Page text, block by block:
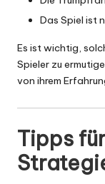
Das Spiel ist
Es ist wichtig,
Spieler zu
von ihrem
Tipps